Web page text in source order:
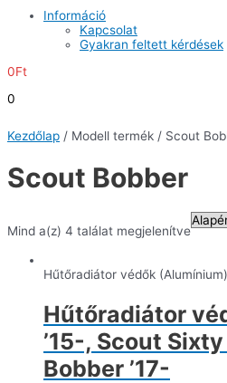
Információ
Kapcsolat
Gyakran feltett kérdések
0Ft
0
Kezdőlap / Modell termék / Scout
Scout Bobber
Mind a(z) 4 találat megjelenítve
Hűtőradiátor védők (Alumínium)
Hűtőradiátor
’15-, Scout
Bobber ’17-